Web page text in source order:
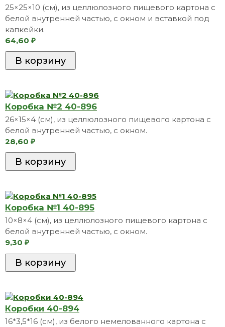
25×25×10 (см), из целлюлозного пищевого картона с
белой внутренней частью, с окном и вставкой под
капкейки.
64,60 ₽
Коробкa №2 40-896
26×15×4 (см), из целлюлозного пищевого картона с
белой внутренней частью, с окном.
28,60 ₽
Коробкa №1 40-895
10×8×4 (см), из целлюлозного пищевого картона с
белой внутренней частью, с окном.
9,30 ₽
Коробки 40-894
16*3,5*16 (см), из белого немелованного картона с